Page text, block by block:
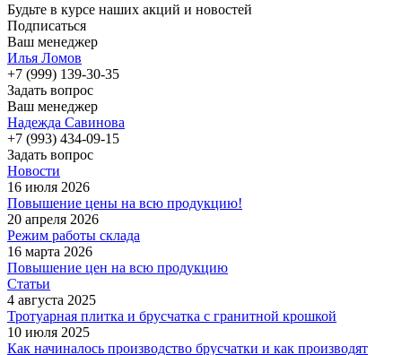
Будьте в курсе наших акций и новостей
Подписаться
Ваш менеджер
Илья Ломов
+7 (999) 139-30-35
Задать вопрос
Ваш менеджер
Надежда Савинова
+7 (993) 434-09-15
Задать вопрос
Новости
16 июля 2026
Повышение цены на всю продукцию!
20 апреля 2026
Режим работы склада
16 марта 2026
Повышение цен на всю продукцию
Статьи
4 августа 2025
Тротуарная плитка и брусчатка с гранитной крошкой
10 июля 2025
Как начиналось производство брусчатки и как производят